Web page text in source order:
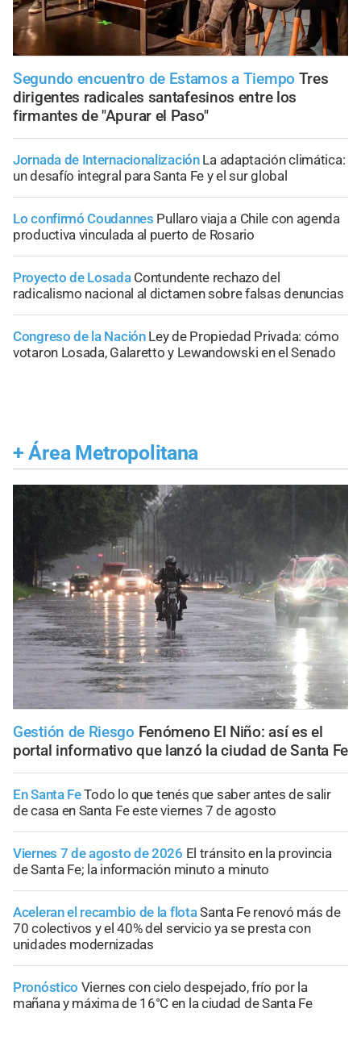
Segundo encuentro de Estamos a Tiempo Tres
dirigentes radicales santafesinos entre los
firmantes de "Apurar el Paso"
Jornada de Internacionalización La adaptación climática:
un desafío integral para Santa Fe y el sur global
Lo confirmó Coudannes Pullaro viaja a Chile con agenda
productiva vinculada al puerto de Rosario
Proyecto de Losada Contundente rechazo del
radicalismo nacional al dictamen sobre falsas denuncias
Congreso de la Nación Ley de Propiedad Privada: cómo
votaron Losada, Galaretto y Lewandowski en el Senado
+ Área Metropolitana
Gestión de Riesgo Fenómeno El Niño: así es el
portal informativo que lanzó la ciudad de Santa Fe
En Santa FeTodo lo que tenés que saber antes de salir
de casa en Santa Fe este viernes 7 de agosto
Viernes 7 de agosto de 2026 El tránsito en la provincia
de Santa Fe; la información minuto a minuto
Aceleran el recambio de la flotaSanta Fe renovó más de
70 colectivos y el 40% del servicio ya se presta con
unidades modernizadas
Pronóstico Viernes con cielo despejado, frío por la
mañana y máxima de 16°C en la ciudad de Santa Fe